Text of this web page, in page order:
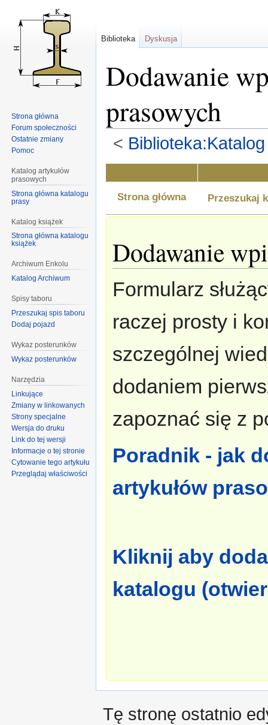
Dodawanie
prasowych
<
do
nawigacji
do
wyszukiwania
Strona główna Przeszukaj
Dodawanie
Formularz
raczej prosty i
szczególnej
dodaniem
zapoznać się z
Poradnik - jak
artykułów
Kliknij aby
katalogu
Biblioteka Dyskusja
Strona główna
Forum społeczności
Ostatnie zmiany
Pomoc
Katalog artykułów
prasowych
Strona główna katalogu
prasy
Katalog książek
Strona główna katalogu
książek
Archiwum Enkolu
Katalog Archiwum
Spisy taboru
Przeszukaj spis taboru
Dodaj pojazd
Wykaz posterunków
Wykaz posterunków
Narzędzia
Linkujące
Zmiany w linkowanych
Strony specjalne
Wersja do druku
Link do tej wersji
Informacje o tej stronie
Cytowanie tego artykułu
Przeglądaj właściwości
Tę stronę ostatnio